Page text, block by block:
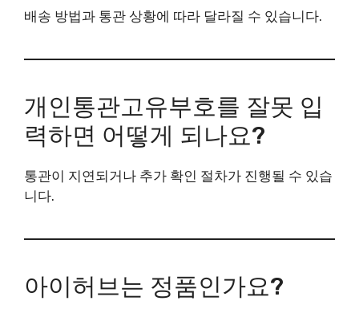
배송 방법과 통관 상황에 따라 달라질 수 있습니다.
개인통관고유부호를 잘못 입
력하면 어떻게 되나요?
통관이 지연되거나 추가 확인 절차가 진행될 수 있습
니다.
아이허브는 정품인가요?